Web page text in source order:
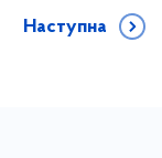
Наступна